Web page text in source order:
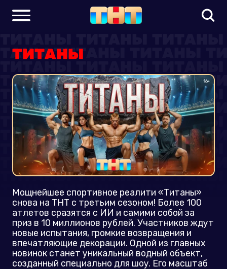
ТИТАНЫ
Мощнейшее спортивное реалити «Титаны»
снова на ТНТ с третьим сезоном! Более 100
атлетов сразятся с ИИ и самими собой за
приз в 10 миллионов рублей. Участников ждут
новые испытания, громкие возвращения и
впечатляющие декорации. Одной из главных
новинок станет уникальный водный объект,
созданный специально для шоу. Его масштаб